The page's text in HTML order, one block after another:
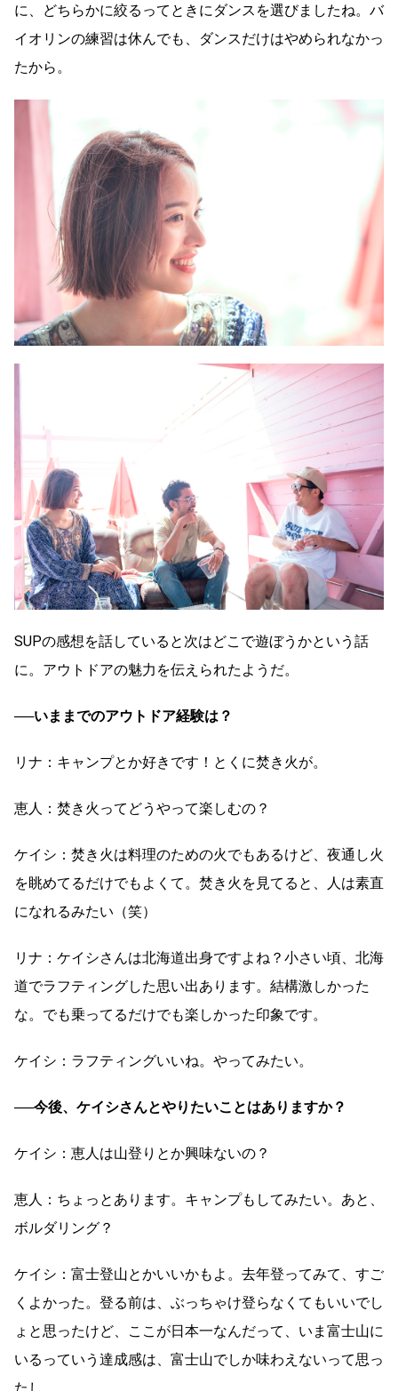
に、どちらかに絞るってときにダンスを選びましたね。バ
イオリンの練習は休んでも、ダンスだけはやめられなかっ
たから。
SUPの感想を話していると次はどこで遊ぼうかという話
に。アウトドアの魅力を伝えられたようだ。
──いままでのアウトドア経験は？
リナ：キャンプとか好きです！とくに焚き火が。
恵人：焚き火ってどうやって楽しむの？
ケイシ：焚き火は料理のための火でもあるけど、夜通し火
を眺めてるだけでもよくて。焚き火を見てると、人は素直
になれるみたい（笑）
リナ：ケイシさんは北海道出身ですよね？小さい頃、北海
道でラフティングした思い出あります。結構激しかった
な。でも乗ってるだけでも楽しかった印象です。
ケイシ：ラフティングいいね。やってみたい。
──今後、ケイシさんとやりたいことはありますか？
ケイシ：恵人は山登りとか興味ないの？
恵人：ちょっとあります。キャンプもしてみたい。あと、
ボルダリング？
ケイシ：富士登山とかいいかもよ。去年登ってみて、すご
くよかった。登る前は、ぶっちゃけ登らなくてもいいでし
ょと思ったけど、ここが日本一なんだって、いま富士山に
いるっていう達成感は、富士山でしか味わえないって思っ